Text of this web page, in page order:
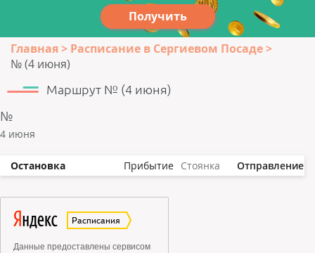
Получить
Главная
Расписание в Сергиевом Посаде
№ (4 июня)
Маршрут № (4 июня)
№
4 июня
Остановка Прибытие Стоянка Отправление